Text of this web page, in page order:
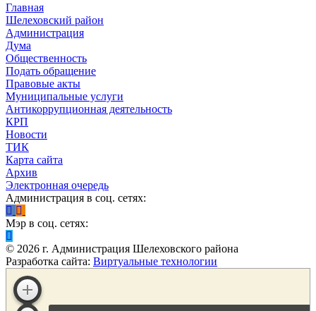
Главная
Шелеховский район
Администрация
Дума
Общественность
Подать обращение
Правовые акты
Муниципальные услуги
Антикоррупционная деятельность
КРП
Новости
ТИК
Карта сайта
Архив
Электронная очередь
Администрация в соц. сетях:
Мэр в соц. сетях:
© 2026 г. Администрация Шелеховского района
Разработка сайта: Виртуальные технологии